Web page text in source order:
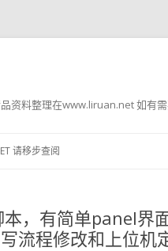
资料整理在www.liruan.net 如有
请移步查阅
，有简单panel界
流程修改和上位机